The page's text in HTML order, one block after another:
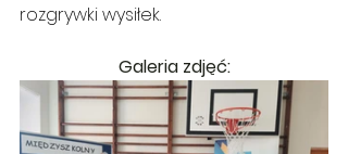
rozgrywki wysiłek.
Galeria zdjęć: